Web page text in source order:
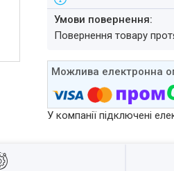
повернення товару
У компанії підключені